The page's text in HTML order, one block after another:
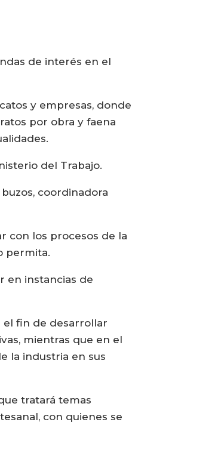
de interés en el
y empresas, donde
por obra y faena
del Trabajo.
coordinadora
con los procesos de la
permita.
en instancias de
el fin de desarrollar
mientras que en el
la industria en sus
tratará temas
con quienes se